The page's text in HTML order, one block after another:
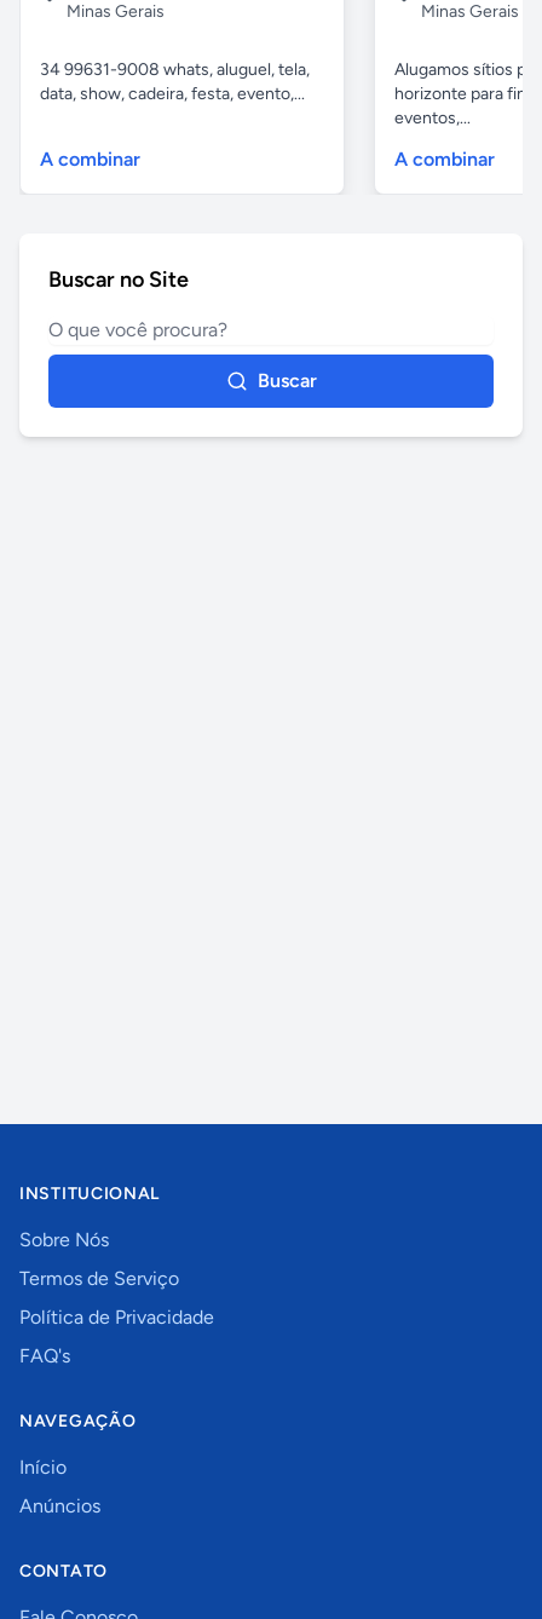
Minas Gerais
34 99631-9008 whats, aluguel, tela,
data, show, cadeira, festa, evento,...
A combinar
Minas Gerais
Alugamos sítios
horizonte para
eventos,...
A combinar
Buscar no Site
Buscar
INSTITUCIONAL
Sobre Nós
Termos de Serviço
Política de Privacidade
FAQ's
NAVEGAÇÃO
Início
Anúncios
CONTATO